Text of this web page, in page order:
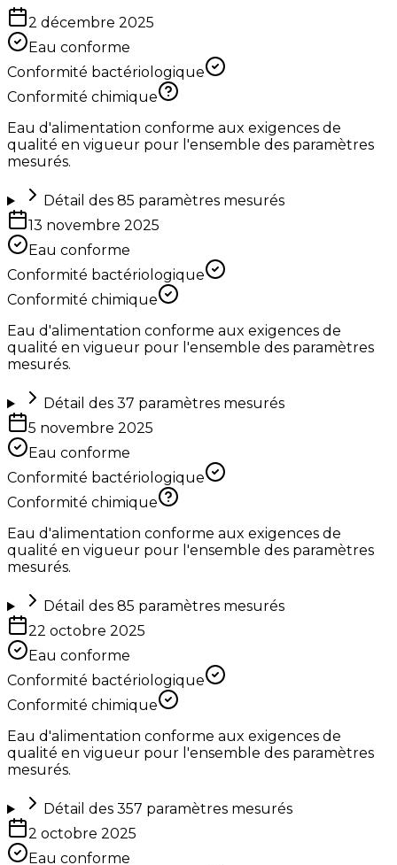
2 décembre 2025
Eau conforme
Conformité bactériologique
Conformité chimique
Eau d'alimentation conforme aux exigences de
qualité en vigueur pour l'ensemble des paramètres
mesurés.
Détail des 85 paramètres mesurés
13 novembre 2025
Eau conforme
Conformité bactériologique
Conformité chimique
Eau d'alimentation conforme aux exigences de
qualité en vigueur pour l'ensemble des paramètres
mesurés.
Détail des 37 paramètres mesurés
5 novembre 2025
Eau conforme
Conformité bactériologique
Conformité chimique
Eau d'alimentation conforme aux exigences de
qualité en vigueur pour l'ensemble des paramètres
mesurés.
Détail des 85 paramètres mesurés
22 octobre 2025
Eau conforme
Conformité bactériologique
Conformité chimique
Eau d'alimentation conforme aux exigences de
qualité en vigueur pour l'ensemble des paramètres
mesurés.
Détail des 357 paramètres mesurés
2 octobre 2025
Eau conforme